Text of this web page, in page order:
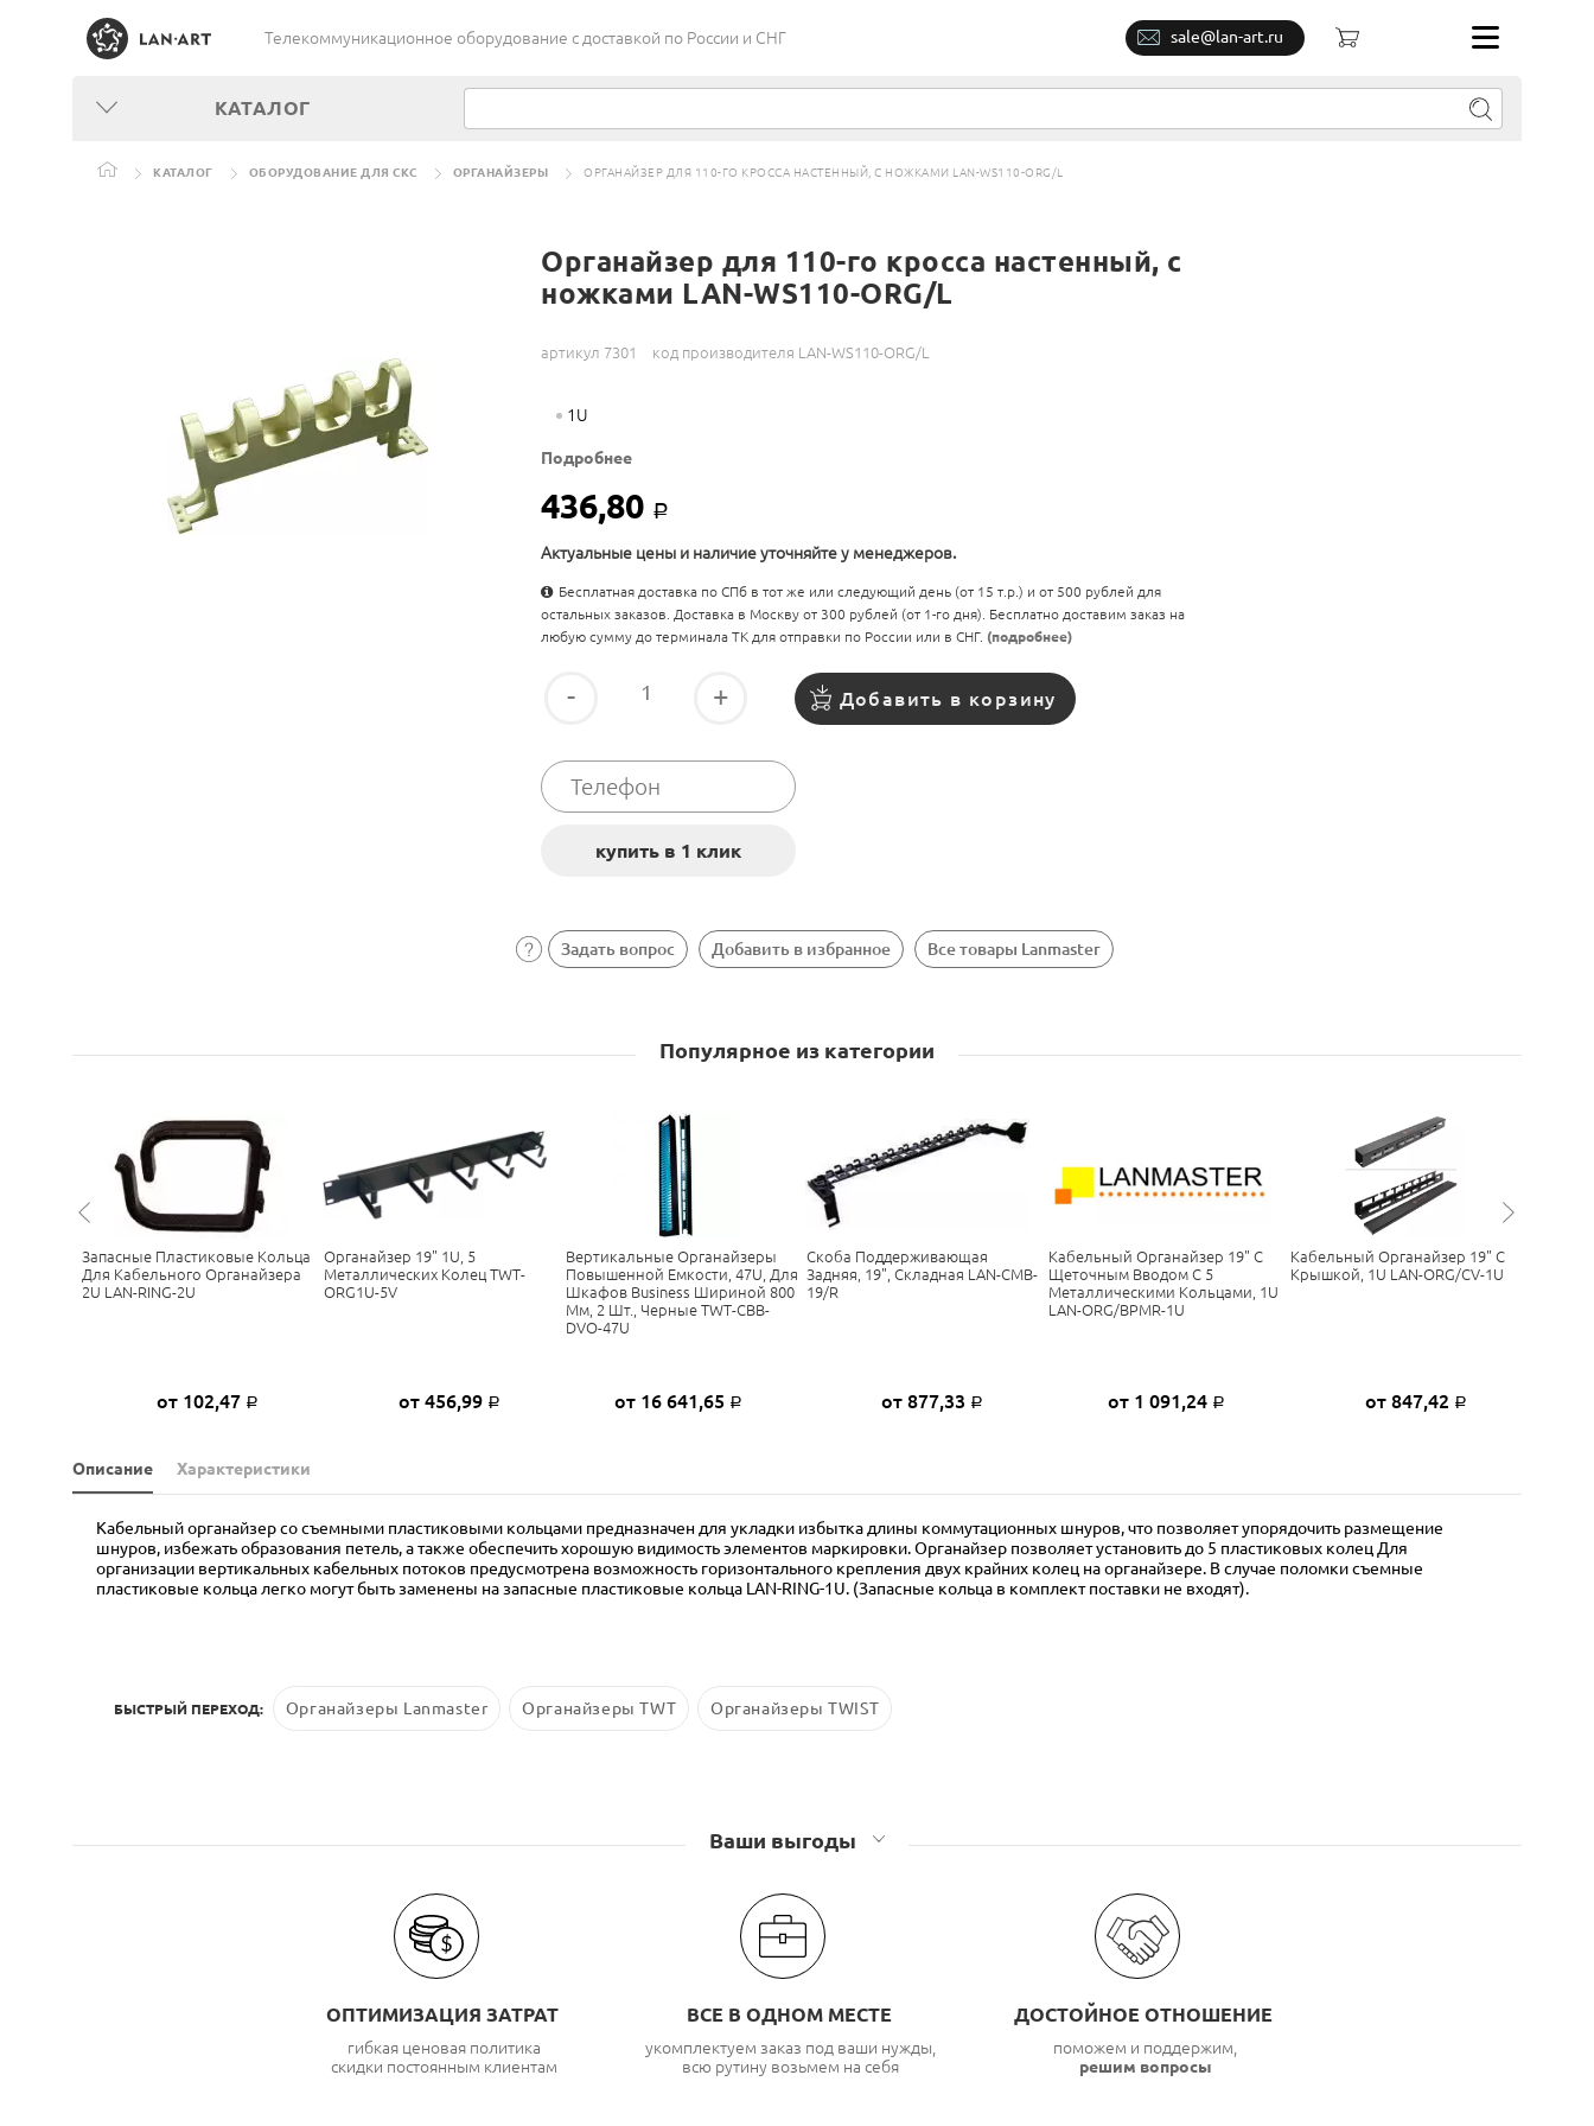
Телекоммуникационное оборудование c доставкой по России и СНГ sale@lan-art.ru
КАТАЛОГ
КАТАЛОГ ОБОРУДОВАНИЕ ДЛЯ СКС ОРГАНАЙЗЕРЫ ОРГАНАЙЗЕР ДЛЯ 110-ГО КРОССА НАСТЕННЫЙ, С НОЖКАМИ LAN-WS110-ORG/L
Органайзер для 110-го кросса настенный, с
ножками LAN-WS110-ORG/L
артикул 7301 код производителя LAN-WS110-ORG/L
1U
Подробнее
436,80 Р
Актуальные цены и наличие уточняйте у менеджеров.
Бесплатная доставка по СПб в тот же или следующий день (от 15 т.р.) и от 500 рублей для
остальных заказов. Доставка в Москву от 300 рублей (от 1-го дня). Бесплатно доставим заказ на
любую сумму до терминала ТК для отправки по России или в СНГ. (подробнее)
- + Добавить в корзину
Задать вопрос Добавить в избранное Все товары Lanmaster
Популярное из категории
Запасные Пластиковые Кольца
Для Кабельного Органайзера
2U LAN-RING-2U
от 102,47 Р
Органайзер 19" 1U, 5
Металлических Колец TWT-
ORG1U-5V
от 456,99 Р
Вертикальные Органайзеры
Повышенной Емкости, 47U, Для
Шкафов Business Шириной 800
Мм, 2 Шт., Черные TWT-CBB-
DVO-47U
от 16 641,65 Р
Скоба Поддерживающая
Задняя, 19", Складная LAN-CMB-
19/R
от 877,33 Р
Кабельный Органайзер 19" C
Щеточным Вводом С 5
Металлическими Кольцами, 1U
LAN-ORG/BPMR-1U
от 1 091,24 Р
Кабельный Органайзер 19" С
Крышкой, 1U LAN-ORG/CV-1U
от 847,42 Р
Описание Характеристики
Кабельный органайзер со съемными пластиковыми кольцами предназначен для укладки избытка длины коммутационных шнуров, что позволяет упорядочить размещение
шнуров, избежать образования петель, а также обеспечить хорошую видимость элементов маркировки. Органайзер позволяет установить до 5 пластиковых колец Для
организации вертикальных кабельных потоков предусмотрена возможность горизонтального крепления двух крайних колец на органайзере. В случае поломки съемные
пластиковые кольца легко могут быть заменены на запасные пластиковые кольца LAN-RING-1U. (Запасные кольца в комплект поставки не входят).
БЫСТРЫЙ ПЕРЕХОД: Органайзеры Lanmaster Органайзеры TWT Органайзеры TWIST
Ваши выгоды
ОПТИМИЗАЦИЯ ЗАТРАТ
гибкая ценовая политика
скидки постоянным клиентам
ВСЕ В ОДНОМ МЕСТЕ
укомплектуем заказ под ваши нужды,
всю рутину возьмем на себя
ДОСТОЙНОЕ ОТНОШЕНИЕ
поможем и поддержим,
решим вопросы